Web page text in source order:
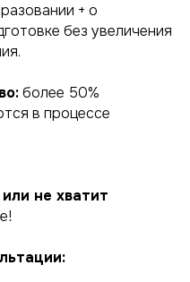
+ о
без увеличения
более 50%
в процессе
не хватит